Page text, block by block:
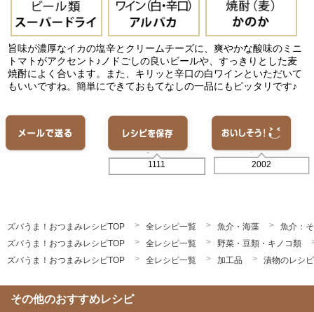
旨味が濃厚なイカの塩辛とクリームチーズに、爽やかな酸味のミニ
トマトがアクセント♪ノドごしの良いビールや、すっきりとした麦
焼酎によく合います。また、キリッと辛口の白ワインといただいて
もいいですね。簡単にできておもてなしの一品にもピッタリです♪
1111 2002
ズバうま！おつまみレシピTOP 全レシピ一覧 魚介・海藻
魚介：
ズバうま！おつまみレシピTOP
全レシピ一覧
野菜・豆類・キノコ類
ズバうま！おつまみレシピTOP
全レシピ一覧 加工品 漬物のレシ
その他のおすすめレシピ